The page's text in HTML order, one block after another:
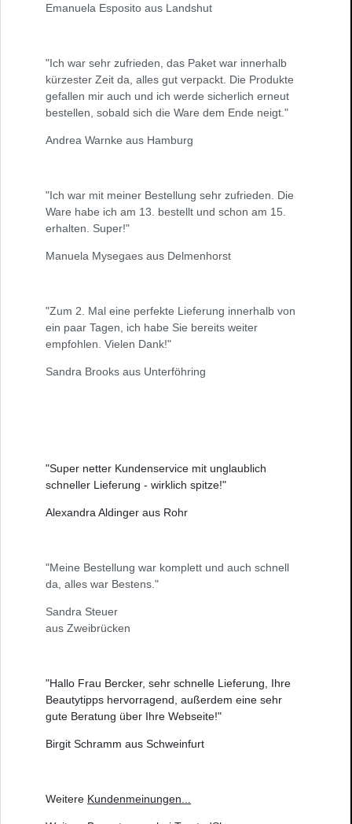
Emanuela Esposito aus Landshut
"Ich war sehr zufrieden, das Paket war innerhalb
kürzester Zeit da, alles gut verpackt. Die Produkte
gefallen mir auch und ich werde sicherlich erneut
bestellen, sobald sich die Ware dem Ende neigt."
Andrea Warnke aus Hamburg
"Ich war mit meiner Bestellung sehr zufrieden. Die
Ware habe ich am 13. bestellt und schon am 15.
erhalten. Super!"
Manuela Mysegaes aus Delmenhorst
"Zum 2. Mal eine perfekte Lieferung innerhalb von
ein paar Tagen, ich habe Sie bereits weiter
empfohlen. Vielen Dank!"
Sandra Brooks aus Unterföhring
"Super netter Kundenservice mit unglaublich
schneller Lieferung - wirklich spitze!"
Alexandra Aldinger aus Rohr
"Meine Bestellung war komplett und auch schnell
da, alles war Bestens."
Sandra Steuer
aus Zweibrücken
"Hallo Frau Bercker, sehr schnelle Lieferung, Ihre
Beautytipps hervorragend, außerdem eine sehr
gute Beratung über Ihre Webseite!"
Birgit Schramm aus Schweinfurt
Weitere Kundenmeinungen